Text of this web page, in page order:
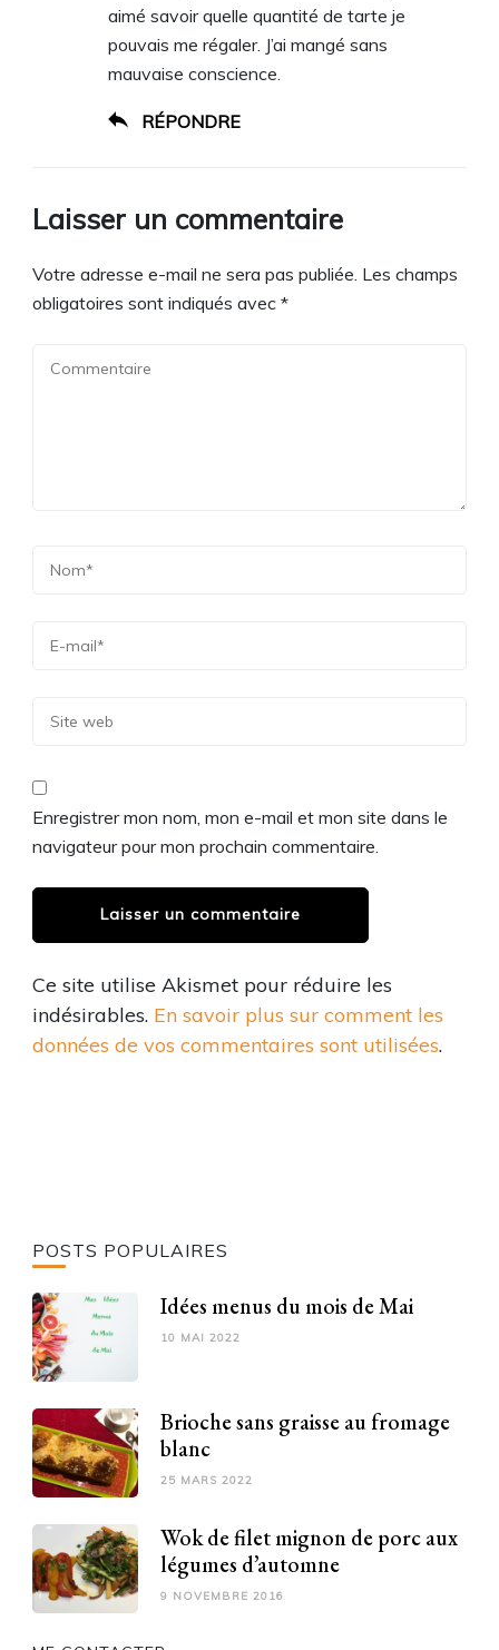
aimé savoir quelle quantité de tarte je
pouvais me régaler. J’ai mangé sans
mauvaise conscience.
RÉPONDRE
Laisser un commentaire
Votre adresse e-mail ne sera pas publiée. Les champs
obligatoires sont indiqués avec *
Enregistrer mon nom, mon e-mail et mon site dans le
navigateur pour mon prochain commentaire.
Ce site utilise Akismet pour réduire les
indésirables. En savoir plus sur comment les
données de vos commentaires sont utilisées.
POSTS POPULAIRES
Idées menus du mois de Mai
10 MAI 2022
Brioche sans graisse au fromage
blanc
25 MARS 2022
Wok de filet mignon de porc aux
légumes d’automne
9 NOVEMBRE 2016